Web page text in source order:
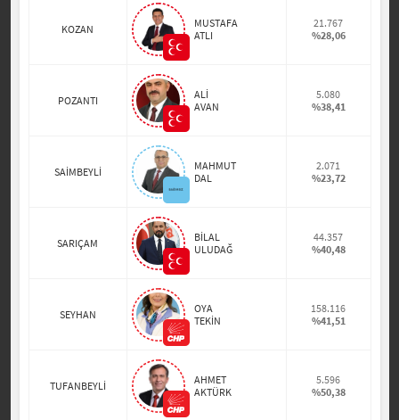
KOZAN
MUSTAFA
ATLI
21.767
%28,06
POZANTI
ALİ
AVAN
5.080
%38,41
SAİMBEYLİ
MAHMUT
DAL
2.071
%23,72
SARIÇAM
BİLAL
ULUDAĞ
44.357
%40,48
SEYHAN
OYA
TEKİN
158.116
%41,51
TUFANBEYLİ
AHMET
AKTÜRK
5.596
%50,38